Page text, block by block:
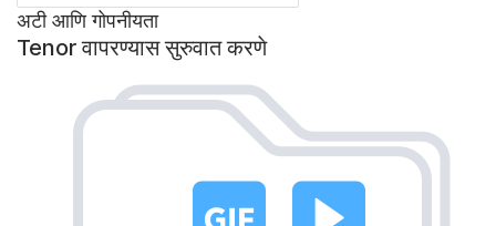
अटी आणि गोपनीयता
Tenor वापरण्यास सुरुवात करणे